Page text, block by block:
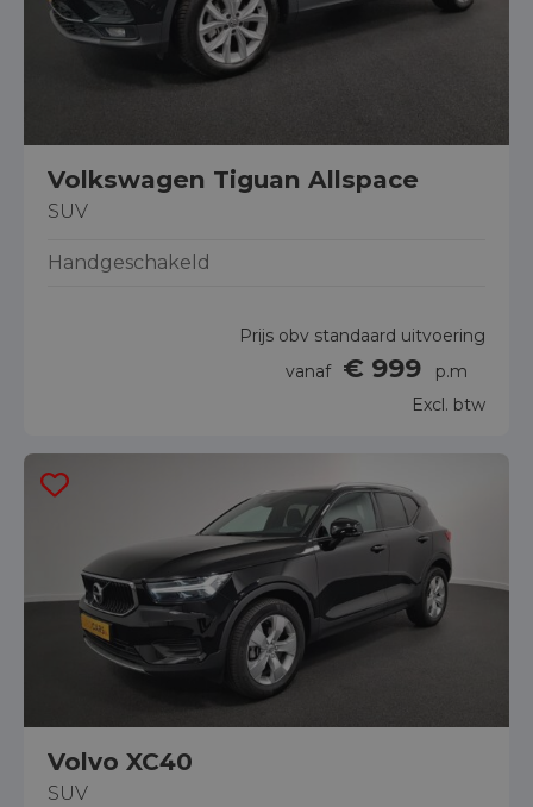
Volkswagen Tiguan Allspace
SUV
Handgeschakeld
Prijs obv standaard uitvoering
vanaf € 999
p.m
Excl. btw
Volvo XC40
SUV